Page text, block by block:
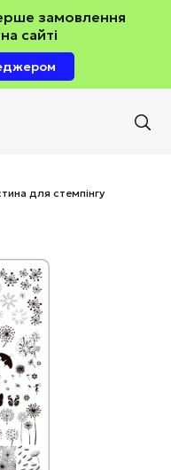
замовлення
сайті
для стемпінгу